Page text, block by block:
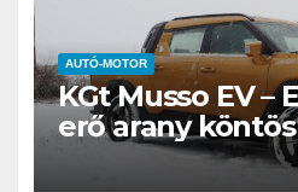
AUTÓ-MOTOR
KGt Musso EV –
erő arany